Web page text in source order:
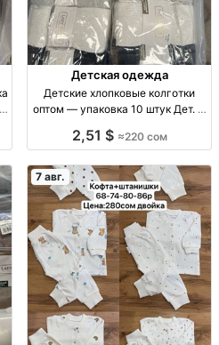
Детская одежда
Детские хлопковые колготки
оптом — упаковка 10 штук Дет. х/
лет, уп. 10 шт.
2,51 $ ≈220 сом
7 авг.